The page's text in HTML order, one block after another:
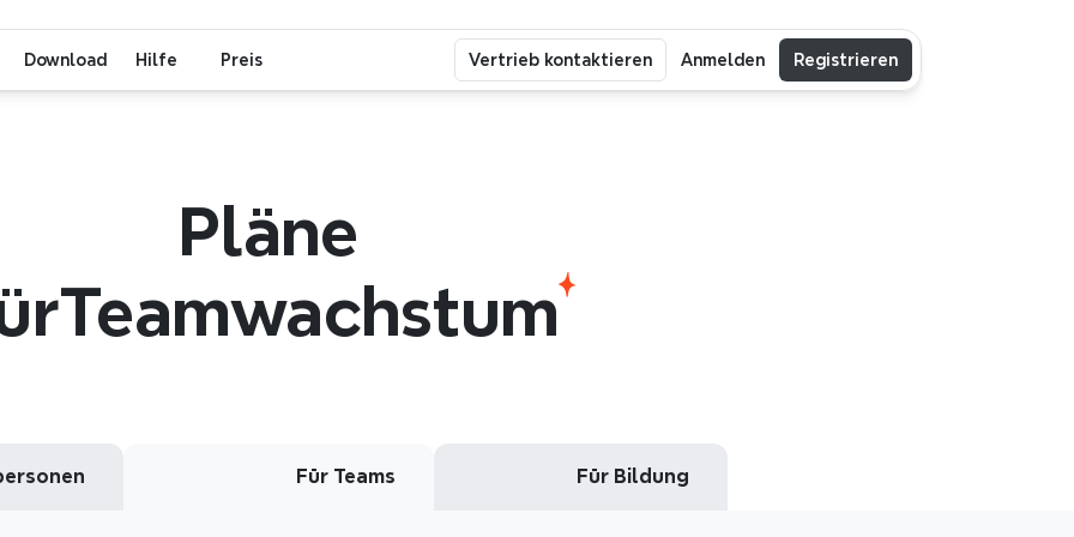
Pläne
Teamwachstum
Für Teams Für Bildung
Download Hilfe Preis Vertrieb kontaktieren Anmelden Registrieren